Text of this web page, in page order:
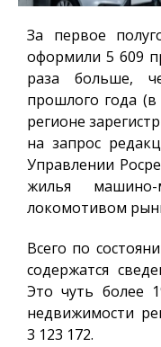
За первое
оформили 5 609
раза больше,
прошлого года
регионе
на запрос
Управлении
жилья машино-
локомотивом
Всего по
содержатся
Это чуть более
недвижимости
3 123 172.